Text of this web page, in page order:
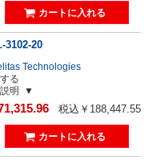
3102-20
Technologies
る
明
税込￥188,447.55